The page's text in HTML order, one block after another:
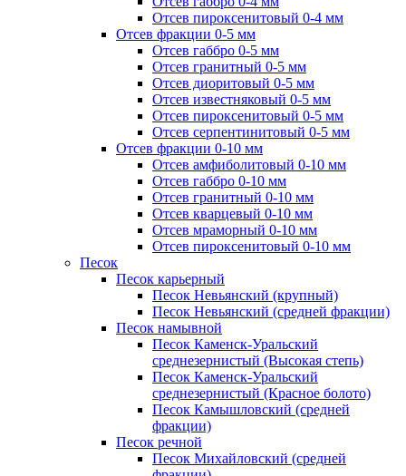
Отсев пироксенитовый 0-4 мм
Отсев фракции 0-5 мм
Отсев габбро 0-5 мм
Отсев гранитный 0-5 мм
Отсев диоритовый 0-5 мм
Отсев известняковый 0-5 мм
Отсев пироксенитовый 0-5 мм
Отсев серпентинитовый 0-5 мм
Отсев фракции 0-10 мм
Отсев амфиболитовый 0-10 мм
Отсев габбро 0-10 мм
Отсев гранитный 0-10 мм
Отсев кварцевый 0-10 мм
Отсев мраморный 0-10 мм
Отсев пироксенитовый 0-10 мм
Песок
Песок карьерный
Песок Невьянский (крупный)
Песок Невьянский (средней фракции)
Песок намывной
Песок Каменск-Уральский
среднезернистый (Высокая степь)
Песок Каменск-Уральский
среднезернистый (Красное болото)
Песок Камышловский (средней
фракции)
Песок речной
Песок Михайловский (средней